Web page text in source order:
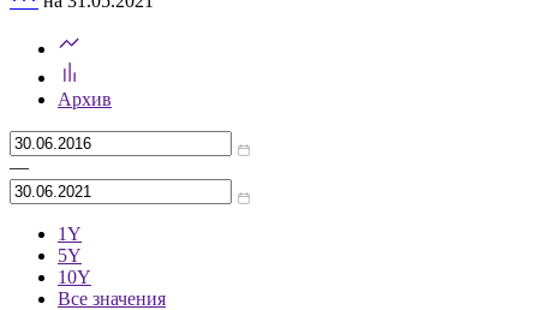
Архив
—
1Y
5Y
10Y
Все значения